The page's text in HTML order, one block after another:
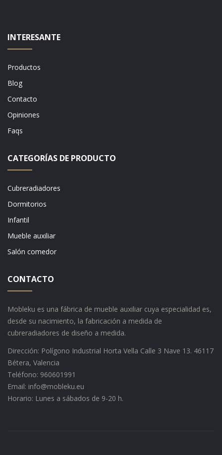
INTERESANTE
Productos
Blog
Contacto
Opiniones
Faqs
CATEGORÍAS DE PRODUCTO
Cubreradiadores
Dormitorios
Infantil
Mueble auxiliar
Salón comedor
CONTACTO
Mobleku es una fábrica de mueble auxiliar cuya especialidad es,
desde su nacimiento, la fabricación a medida de
cubreradiadores de diseño a medida.
Dirección: Polígono Industrial Horta Vella Calle 3 Nave 13. 46117
Bétera, Valencia
Teléfono: 960601991
Email: info@mobleku.eu
Horario: Lunes a sábados de 9-20 h.